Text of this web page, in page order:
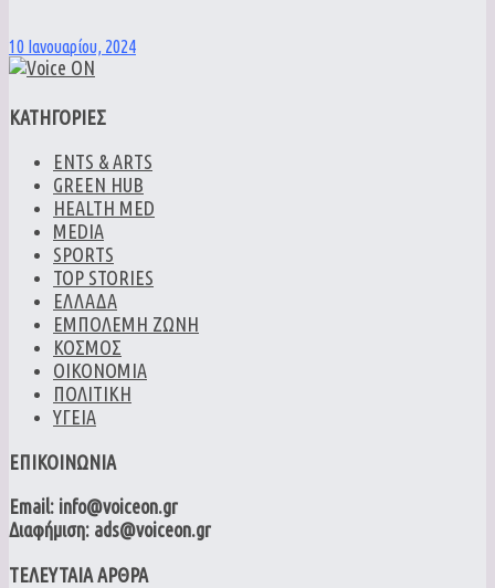
10 Ιανουαρίου, 2024
ΚΑΤΗΓΟΡΙΕΣ
ENTS & ARTS
GREEN HUB
HEALTH MED
MEDIA
SPORTS
TOP STORIES
ΕΛΛΑΔΑ
ΕΜΠΟΛΕΜΗ ΖΩΝΗ
ΚΟΣΜΟΣ
ΟΙΚΟΝΟΜΙΑ
ΠΟΛΙΤΙΚΗ
ΥΓΕΙΑ
ΕΠΙΚΟΙΝΩΝΙΑ
Email: info@voiceon.gr
Διαφήμιση: ads@voiceon.gr
ΤΕΛΕΥΤΑΙΑ ΑΡΘΡΑ